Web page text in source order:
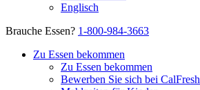
Englisch
Brauche Essen? 1-800-984-3663
Zu Essen bekommen
Zu Essen bekommen
Bewerben Sie sich bei CalFresh